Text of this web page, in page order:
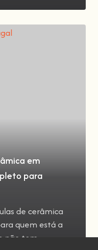
em
para
de cerâmica
quem está a
não tem